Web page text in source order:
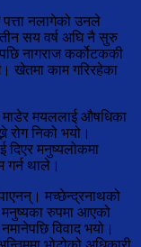
नलागेको उनले
सय वर्ष अघि नै सुरु
नागराज कर्कोटककी
खेतमा काम गरिरहेका
माडेर मयललाई औषधिका
रोग निको भयो।
दिएर मनुष्यलोकमा
गर्न थाले।
मच्छेन्द्रनाथको
मनुष्यका रुपमा आएको
विवाद भयो।